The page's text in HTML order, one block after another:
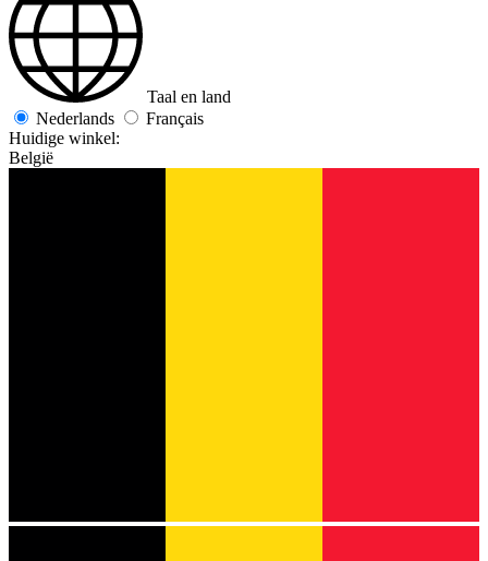
Taal en land
Nederlands
Français
Huidige winkel:
België